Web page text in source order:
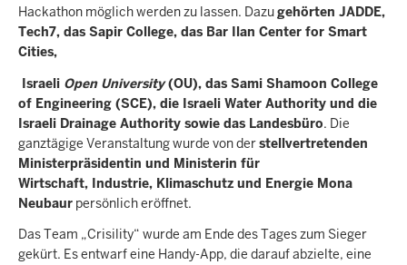
Hackathon möglich werden zu lassen. Dazugehörten JADDE,
Tech7, das Sapir College, das Bar Ilan Center for Smart
Cities,
Israeli Open University(OU), das Sami Shamoon College
of Engineering (SCE), die Israeli Water Authority und die
Israeli Drainage Authority sowie das Landesbüro. Die
ganztägige Veranstaltung wurde von derstellvertretenden
Ministerpräsidentin und Ministerin für
Wirtschaft, Industrie, Klimaschutz und Energie Mona
Neubaur persönlich eröffnet.
Das Team „Crisility“ wurde am Ende des Tages zum Sieger
gekürt. Es entwarf eine Handy-App, die darauf abzielte, eine